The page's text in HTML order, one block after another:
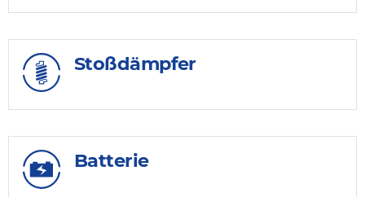
Stoßdämpfer
Batterie